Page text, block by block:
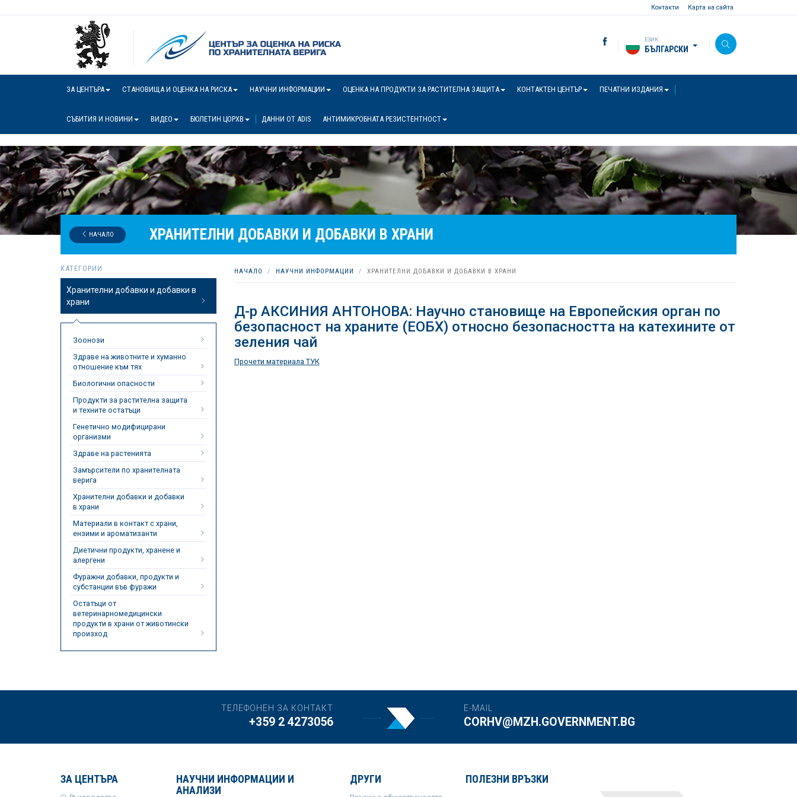
Контакти Карта на сайта
ЕЗИК
БЪЛГАРСКИ
ЗА ЦЕНТЪРА СТАНОВИЩА И ОЦЕНКА НА РИСКА НАУЧНИ ИНФОРМАЦИИ ОЦЕНКА НА ПРОДУКТИ ЗА РАСТИТЕЛНА ЗАЩИТА КОНТАКТЕН ЦЕНТЪР ПЕЧАТНИ ИЗДАНИЯ
СЪБИТИЯ И НОВИНИ ВИДЕО БЮЛЕТИН ЦОРХВ ДАННИ ОТ ADIS АНТИМИКРОБНАТА РЕЗИСТЕНТНОСТ
ХРАНИТЕЛНИ ДОБАВКИ И ДОБАВКИ В ХРАНИ
НАЧАЛО
КАТЕГОРИИ
Хранителни добавки и добавки в
храни
Зоонози
Здраве на животните и хуманно
отношение към тях
Биологични опасности
Продукти за растителна защита
и техните остатъци
Генетично модифицирани
организми
Здраве на растенията
Замърсители по хранителната
верига
Хранителни добавки и добавки
в храни
Материали в контакт с храни,
ензими и ароматизанти
Диетични продукти, хранене и
алергени
Фуражни добавки, продукти и
субстанции във фуражи
Остатъци от
ветеринарномедицински
продукти в храни от животински
произход
НАЧАЛО НАУЧНИ ИНФОРМАЦИИ ХРАНИТЕЛНИ ДОБАВКИ И ДОБАВКИ В ХРАНИ
Д-р АКСИНИЯ АНТОНОВА: Научно становище на Европейския орган по
безопасност на храните (ЕОБХ) относно безопасността на катехините от
зеления чай
Прочети материала ТУК
ТЕЛЕФОНЕН ЗА КОНТАКТ
+359 2 4273056
E-MAIL
CORHV@MZH.GOVERNMENT.BG
ЗА ЦЕНТЪРА
НАУЧНИ ИНФОРМАЦИИ И
АНАЛИЗИ
ДРУГИ ПОЛЕЗНИ ВРЪЗКИ